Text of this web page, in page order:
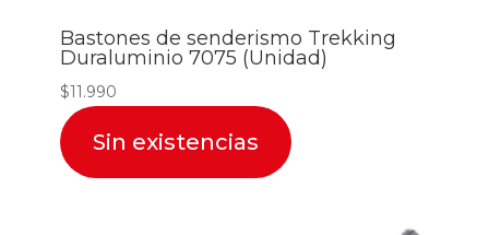
Bastones de senderismo Trekking
Duraluminio 7075 (Unidad)
$11.990
Sin existencias